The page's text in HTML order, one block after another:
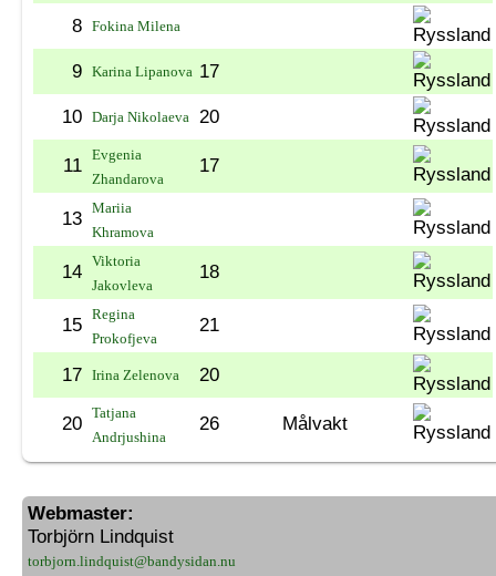
8 Fokina Milena
9 Karina Lipanova 17
10 Darja Nikolaeva 20
11
Evgenia
Zhandarova
17
13
Mariia
Khramova
14
Viktoria
Jakovleva
18
15
Regina
Prokofjeva
21
17 Irina Zelenova 20
20
Tatjana
Andrjushina
26 Målvakt
Webmaster:
Torbjörn Lindquist
torbjorn.lindquist@bandysidan.nu